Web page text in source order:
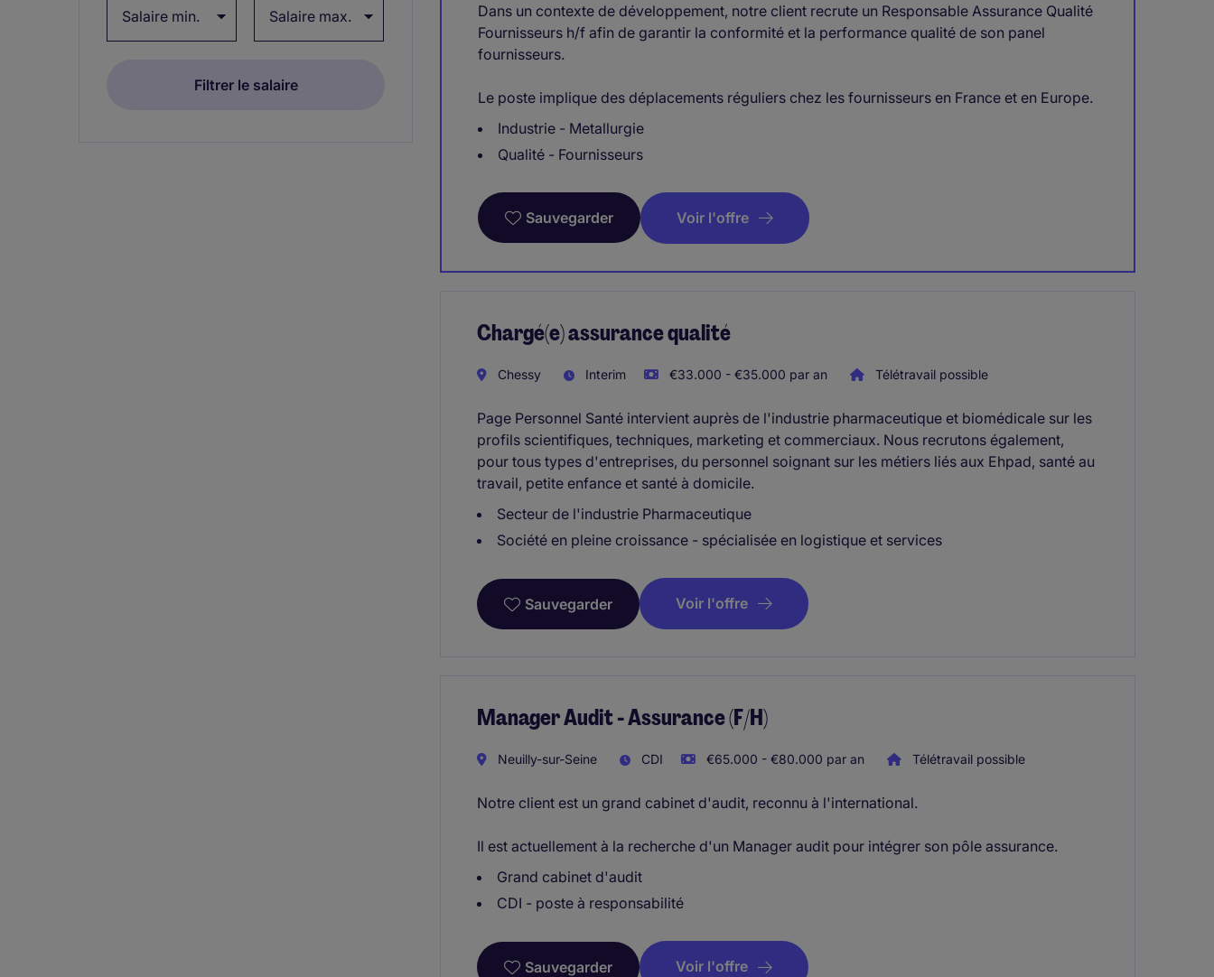
Dans un contexte de développement, notre client recrute un Responsable Assurance Qualité
Fournisseurs h/f afin de garantir la conformité et la performance qualité de son panel
fournisseurs.
Le poste implique des déplacements réguliers chez les fournisseurs en France et en Europe.
Industrie - Metallurgie
Qualité - Fournisseurs
Sauvegarder Voir l'offre
Chargé(e) assurance qualité
Chessy Interim €33.000 - €35.000 par an Télétravail possible
Page Personnel Santé intervient auprès de l'industrie pharmaceutique et biomédicale sur les
profils scientifiques, techniques, marketing et commerciaux. Nous recrutons également,
pour tous types d'entreprises, du personnel soignant sur les métiers liés aux Ehpad, santé au
travail, petite enfance et santé à domicile.
Secteur de l'industrie Pharmaceutique
Société en pleine croissance - spécialisée en logistique et services
Sauvegarder Voir l'offre
Manager Audit - Assurance (F/H)
Neuilly-sur-Seine CDI €65.000 - €80.000 par an Télétravail possible
Notre client est un grand cabinet d'audit, reconnu à l'international.
Il est actuellement à la recherche d'un Manager audit pour intégrer son pôle assurance.
Grand cabinet d'audit
CDI - poste à responsabilité
Sauvegarder Voir l'offre